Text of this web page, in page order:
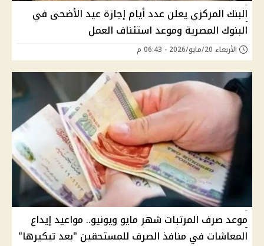
البنك المركزي يعلن عدد أيام إجازة عيد الأضحى في
البنوك المصرية وموعد استئناف العمل
الأربعاء 20/مايو/2026 - 06:43 م
موعد صرف المرتبات شهر مايو ويونيو.. مواعيد إيداع
المعاشات في منافذ الصرف للمستحقين "بعد تبكيرها"